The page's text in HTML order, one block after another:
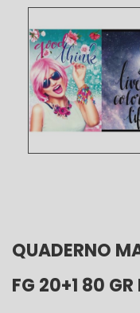
QUADERNO
FG 20+1 80 GR